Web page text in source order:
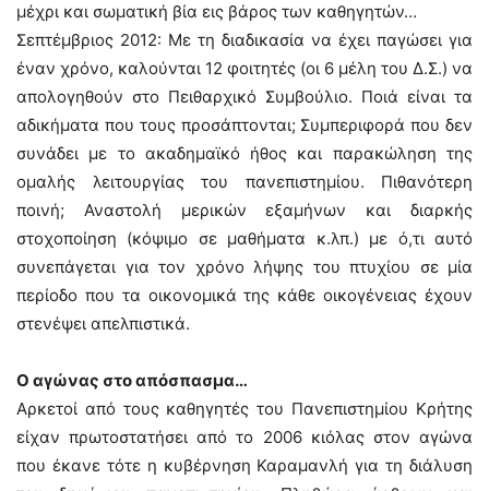
μέχρι και σωματική βία εις βάρος των καθηγητών…
Σεπτέμβριος 2012: Με τη διαδικασία να έχει παγώσει για
έναν χρόνο, καλούνται 12 φοιτητές (οι 6 μέλη του Δ.Σ.) να
απολογηθούν στο Πειθαρχικό Συμβούλιο. Ποιά είναι τα
αδικήματα που τους προσάπτονται; Συμπεριφορά που δεν
συνάδει με το ακαδημαϊκό ήθος και παρακώληση της
ομαλής λειτουργίας του πανεπιστημίου. Πιθανότερη
ποινή; Αναστολή μερικών εξαμήνων και διαρκής
στοχοποίηση (κόψιμο σε μαθήματα κ.λπ.) με ό,τι αυτό
συνεπάγεται για τον χρόνο λήψης του πτυχίου σε μία
περίοδο που τα οικονομικά της κάθε οικογένειας έχουν
στενέψει απελπιστικά.
Ο αγώνας στο απόσπασμα…
Αρκετοί από τους καθηγητές του Πανεπιστημίου Κρήτης
είχαν πρωτοστατήσει από το 2006 κιόλας στον αγώνα
που έκανε τότε η κυβέρνηση Καραμανλή για τη διάλυση